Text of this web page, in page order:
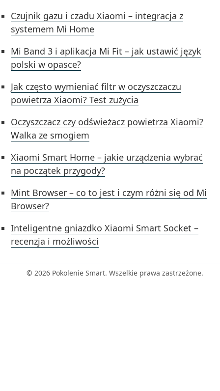
Czujnik gazu i czadu Xiaomi – integracja z
systemem Mi Home
Mi Band 3 i aplikacja Mi Fit – jak ustawić język
polski w opasce?
Jak często wymieniać filtr w oczyszczaczu
powietrza Xiaomi? Test zużycia
Oczyszczacz czy odświeżacz powietrza Xiaomi?
Walka ze smogiem
Xiaomi Smart Home – jakie urządzenia wybrać
na początek przygody?
Mint Browser – co to jest i czym różni się od Mi
Browser?
Inteligentne gniazdko Xiaomi Smart Socket –
recenzja i możliwości
© 2026 Pokolenie Smart. Wszelkie prawa zastrzeżone.